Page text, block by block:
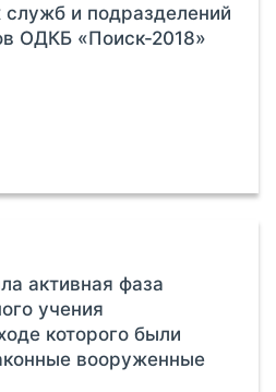
и подразделений
ОДКБ «Поиск-2018»
активная фаза
учения
которого были
вооруженные